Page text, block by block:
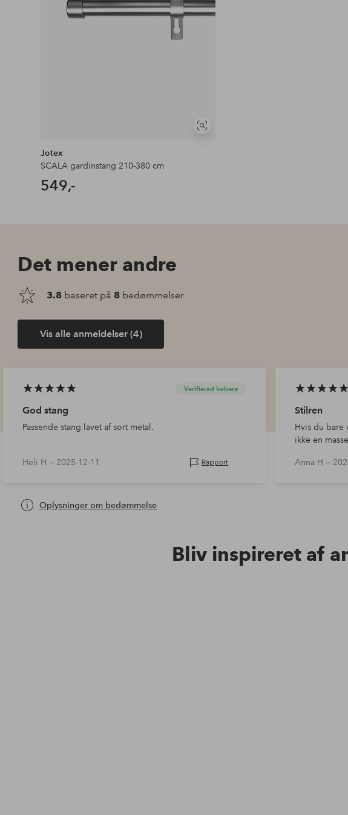
Se
Jotex
SCALA gardinstang 210-380 cm
549,-
Det mener andre
3.8 baseret på 8 bedømmelser
Vis alle anmeldelser (4)
Verifierad købere
God stang
Passende stang lavet af sort metal.
Heli H —2025-12-11 Rapport
Stilren
Hvis du bare
ikke en
ikke ud. God
Anna H —
Oplysninger om bedømmelse
Bliv inspireret af